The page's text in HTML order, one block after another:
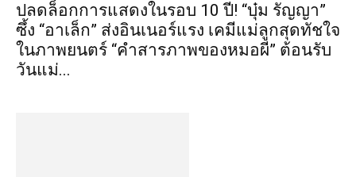
ปลดล็อกการแสดงในรอบ 10 ปี! “บุ๋ม รัญญา”
ซึ้ง “อาเล็ก” ส่งอินเนอร์แรง เคมีแม่ลูกสุดทัชใจ
ในภาพยนตร์ “คำสารภาพของหมอผี” ต้อนรับ
วันแม่...